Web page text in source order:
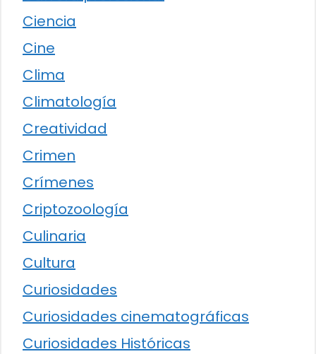
Ciencia
Cine
Clima
Climatología
Creatividad
Crimen
Crímenes
Criptozoología
Culinaria
Cultura
Curiosidades
Curiosidades cinematográficas
Curiosidades Históricas